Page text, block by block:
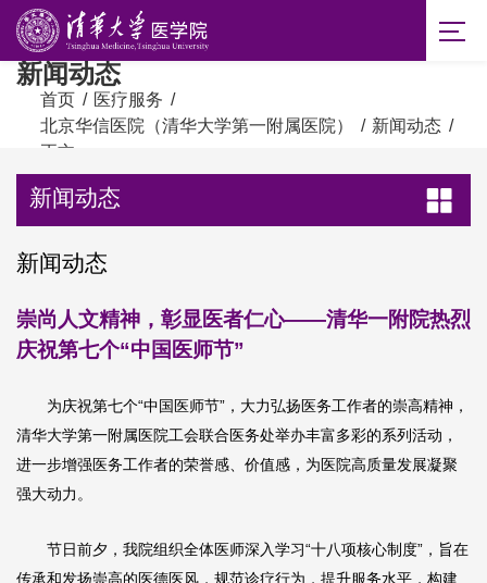
新闻动态
首页 / 医疗服务 /
北京华信医院（清华大学第一附属医院）
/ 新闻动态 /
正文
新闻动态
新闻动态
崇尚人文精神，彰显医者仁心——清华一附院热烈
庆祝第七个“中国医师节”
为庆祝第七个“中国医师节”，大力弘扬医务工作者的崇高精神，
清华大学第一附属医院工会联合医务处举办丰富多彩的系列活动，
进一步增强医务工作者的荣誉感、价值感，为医院高质量发展凝聚
强大动力。
节日前夕，我院组织全体医师深入学习“十八项核心制度”，旨在
传承和发扬崇高的医德医风，规范诊疗行为，提升服务水平，构建